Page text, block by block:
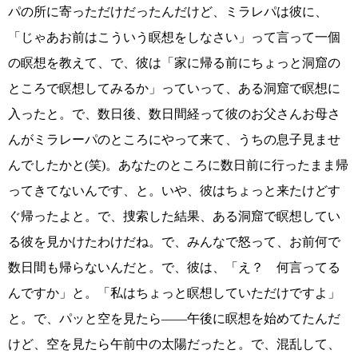
パの所に寄っただけだったんだけど、ミラレパは彼に、
「じゃあお前はこういう瞑想をしなさい」って言って一個
の瞑想を教えて、で、彼は「家に帰る前にちょっと洞窟の
ところで瞑想してみるか」っていって、ある洞窟で瞑想に
入ったと。で、数日後、数日間経って彼のお父さんお母さ
んがミラレーパのところにやって来て、うちの息子見ませ
んでしたかと(笑)。あなたのところに数日前に行ったまま帰
ってきてないんです、と。いや、彼はちょっと来たけどす
ぐ帰ったよと。で、捜索した結果、ある洞窟で瞑想してい
る彼を見かけたわけだね。で、みんなで怒って、お前何で
数日間も帰らないんだと。で、彼は、「え？ 何言ってる
んですか」と。「私はちょっと瞑想していただけですよ」
と。で、パッと空を見たら――午後に瞑想を始めてたんだ
けど、空を見たら午前中の太陽だったと。で、混乱して、